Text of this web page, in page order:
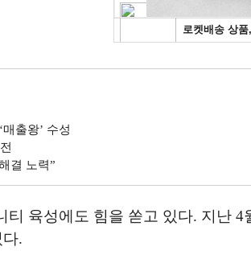
출왕’ 수성
결 노력”
육성에도 힘을 쏟고 있다. 지난
.